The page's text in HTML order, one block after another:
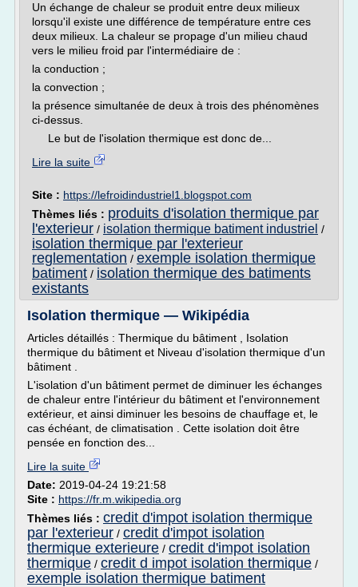
Un échange de chaleur se produit entre deux milieux
lorsqu'il existe une différence de température entre ces
deux milieux. La chaleur se propage d'un milieu chaud
vers le milieu froid par l'intermédiaire de :
la conduction ;
la convection ;
la présence simultanée de deux à trois des phénomènes
ci-dessus.
Le but de l'isolation thermique est donc de...
Lire la suite
Site : https://lefroidindustriel1.blogspot.com
Thèmes liés : produits d'isolation thermique par
l'exterieur / isolation thermique batiment industriel /
isolation thermique par l'exterieur
reglementation / exemple isolation thermique
batiment / isolation thermique des batiments
existants
Isolation thermique — Wikipédia
Articles détaillés : Thermique du bâtiment , Isolation
thermique du bâtiment et Niveau d'isolation thermique d'un
bâtiment .
L'isolation d'un bâtiment permet de diminuer les échanges
de chaleur entre l'intérieur du bâtiment et l'environnement
extérieur, et ainsi diminuer les besoins de chauffage et, le
cas échéant, de climatisation . Cette isolation doit être
pensée en fonction des...
Lire la suite
Date: 2019-04-24 19:21:58
Site : https://fr.m.wikipedia.org
Thèmes liés : credit d'impot isolation thermique
par l'exterieur / credit d'impot isolation
thermique exterieure / credit d'impot isolation
thermique / credit d impot isolation thermique /
exemple isolation thermique batiment